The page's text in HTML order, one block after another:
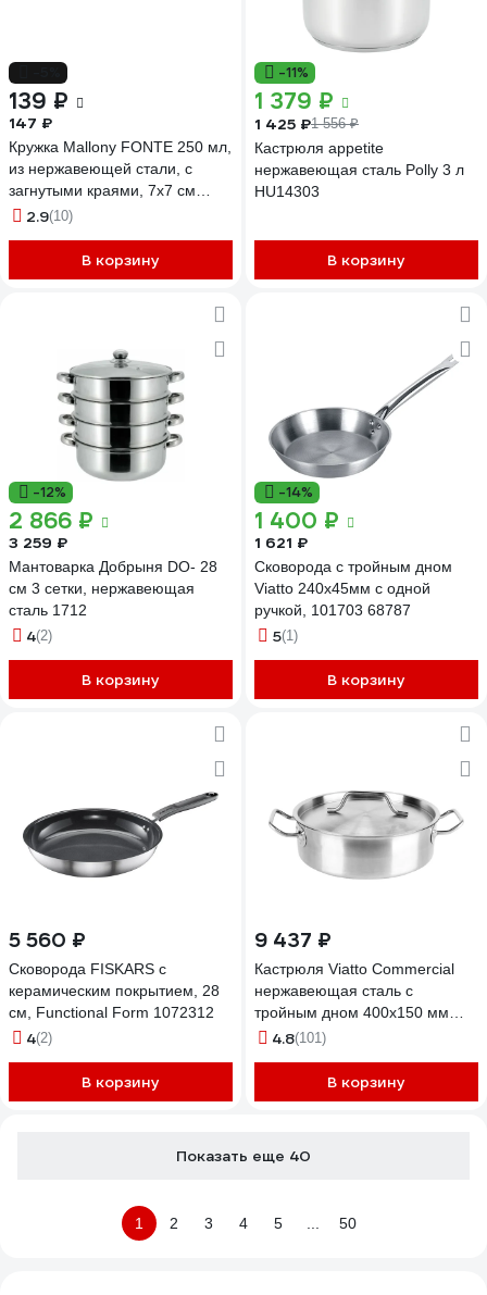
139 ₽
147 ₽
Кружка Mallony FONTE 250 мл,
из нержавеющей стали, с
загнутыми краями, 7х7 см
003062
2.9(10)
В корзину
-11%
1 379 ₽
1 425 ₽1 556 ₽
Кастрюля appetite
нержавеющая сталь Polly 3 л
HU14303
В корзину
-12%
2 866 ₽
3 259 ₽
Мантоварка Добрыня DO- 28
см 3 сетки, нержавеющая
сталь 1712
4(2)
В корзину
-14%
1 400 ₽
1 621 ₽
Сковорода с тройным дном
Viatto 240x45мм с одной
ручкой, 101703 68787
5(1)
В корзину
5 560 ₽
Сковорода FISKARS с
керамическим покрытием, 28
см, Functional Form 1072312
4(2)
В корзину
9 437 ₽
Кастрюля Viatto Commercial
нержавеющая сталь с
тройным дном 400x150 мм
объем 18 л с двумя ручками
4.8(101)
В корзину
Показать еще 40
1 2 3 4 5 50